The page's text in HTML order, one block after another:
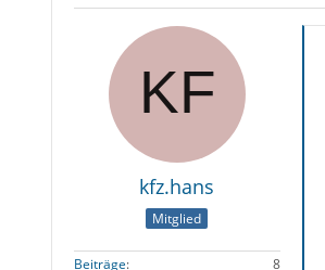
kfz.hans
Mitglied
Beiträge
8